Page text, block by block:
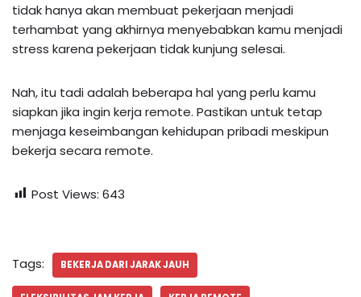
tidak hanya akan membuat pekerjaan menjadi
terhambat yang akhirnya menyebabkan kamu menjadi
stress karena pekerjaan tidak kunjung selesai.
Nah, itu tadi adalah beberapa hal yang perlu kamu
siapkan jika ingin kerja remote. Pastikan untuk tetap
menjaga keseimbangan kehidupan pribadi meskipun
bekerja secara remote.
Post Views: 643
Tags: BEKERJA DARI JARAK JAUH